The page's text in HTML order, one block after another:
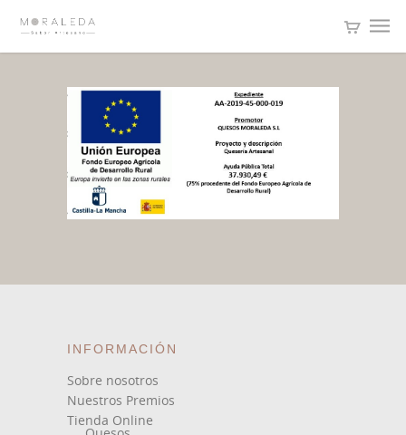
INFORMACIÓN
Sobre nosotros
Nuestros Premios
Tienda Online